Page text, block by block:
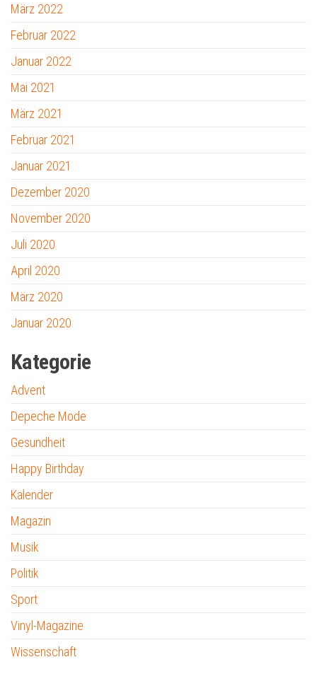
März 2022
Februar 2022
Januar 2022
Mai 2021
März 2021
Februar 2021
Januar 2021
Dezember 2020
November 2020
Juli 2020
April 2020
März 2020
Januar 2020
Kategorie
Advent
Depeche Mode
Gesundheit
Happy Birthday
Kalender
Magazin
Musik
Politik
Sport
Vinyl-Magazine
Wissenschaft